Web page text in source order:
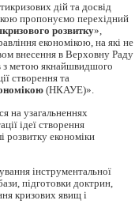
дій та досвід
пропонуємо перехідний
розвитку»,
економікою, на які не
внесення в Верховну Раду
з метою якнайшвидшого
створення та
(НКАУЕ)».
на узагальненнях
ідеї створення
розвитку економіки
інструментальної
підготовки доктрин,
кризових явищ і